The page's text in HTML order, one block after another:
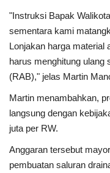
"Instruksi Bapak
sementara kami
Lonjakan harga material
harus menghitung ulang
(RAB)," jelas Martin
Martin menambahkan,
langsung dengan
juta per RW.
Anggaran tersebut
pembuatan saluran